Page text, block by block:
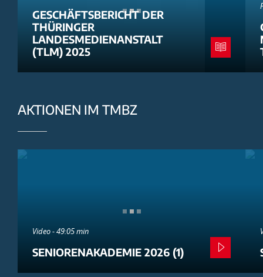
GESCHÄFTSBERICHT DER
THÜRINGER
LANDESMEDIENANSTALT
(TLM) 2025
AKTIONEN IM TMBZ
Video - 49:05 min
SENIORENAKADEMIE 2026 (1)